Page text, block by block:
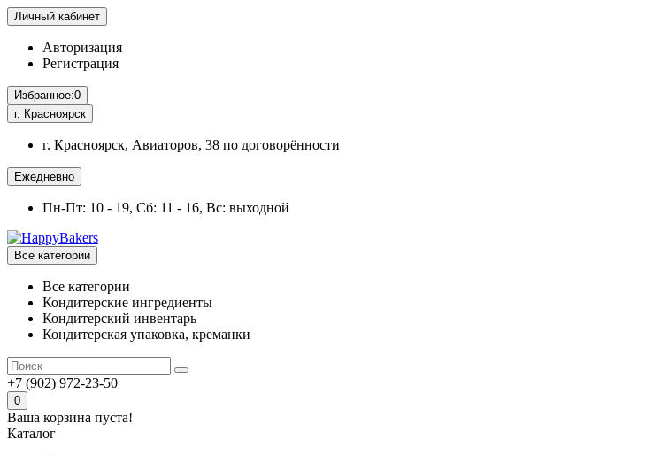
Личный кабинет
Авторизация
Регистрация
Избранное:0
г. Красноярск
г. Красноярск, Авиаторов, 38 по договорённости
Ежедневно
Пн-Пт: 10 - 19, Сб: 11 - 16, Вс: выходной
Все категории
Все категории
Кондитерские ингредиенты
Кондитерский инвентарь
Кондитерская упаковка, креманки
+7 (902) 972-23-50
0
Ваша корзина пуста!
Каталог